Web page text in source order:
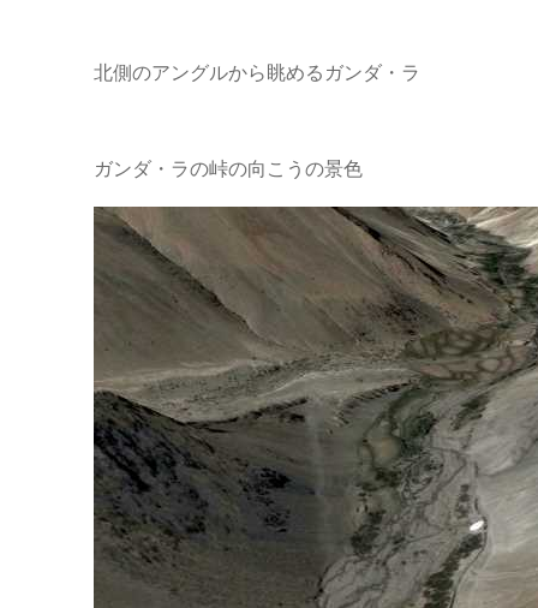
北側のアングルから眺めるガンダ・ラ
ガンダ・ラの峠の向こうの景色